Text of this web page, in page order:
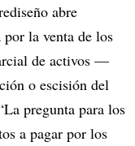
abre
la venta de los
de activos —
o escisión del
pregunta para los
a pagar por los